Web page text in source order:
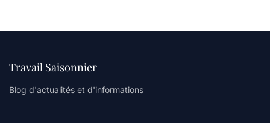
Travail Saisonnier
Blog d'actualités et d'informations